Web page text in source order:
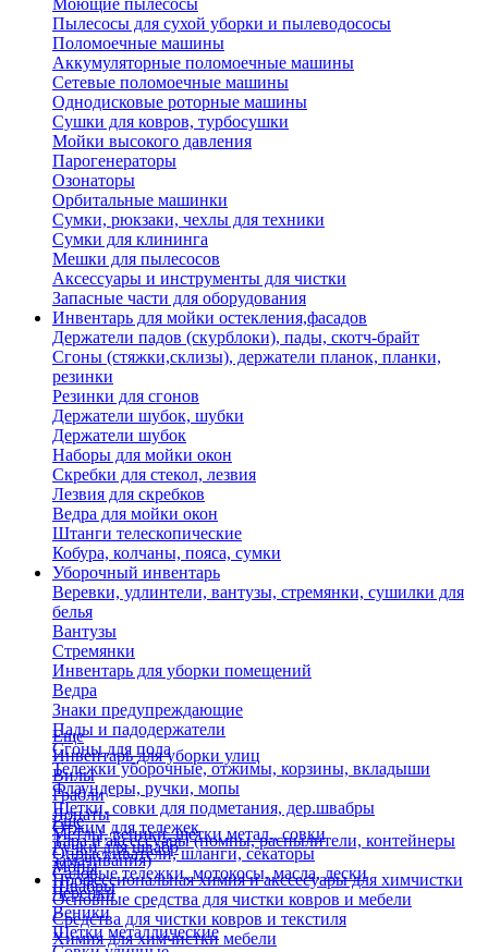
Моющие пылесосы
Пылесосы для сухой уборки и пылеводососы
Поломоечные машины
Аккумуляторные поломоечные машины
Сетевые поломоечные машины
Однодисковые роторные машины
Сушки для ковров, турбосушки
Мойки высокого давления
Парогенераторы
Озонаторы
Орбитальные машинки
Сумки, рюкзаки, чехлы для техники
Сумки для клининга
Мешки для пылесосов
Аксессуары и инструменты для чистки
Запасные части для оборудования
Инвентарь для мойки остекления,фасадов
Держатели падов (скурблоки), пады, скотч-брайт
Сгоны (стяжки,склизы), держатели планок, планки,
резинки
Резинки для сгонов
Держатели шубок, шубки
Держатели шубок
Наборы для мойки окон
Скребки для стекол, лезвия
Лезвия для скребков
Ведра для мойки окон
Штанги телескопические
Кобура, колчаны, пояса, сумки
Уборочный инвентарь
Веревки, удлинтели, вантузы, стремянки, сушилки для
белья
Вантузы
Стремянки
Инвентарь для уборки помещений
Ведра
Знаки предупреждающие
Пады и падодержатели
Сгоны для пола
Тележки уборочные, отжимы, корзины, вкладыши
Флаундеры, ручки, мопы
Щетки, совки для подметания, дер.швабры
Отжим для тележек
Ручки для швабр
Мопы
Швабры
Еще
Инвентарь для уборки улиц
Вилы
Грабли
Лопаты
Метлы, веники, щетки метал., совки
Опрыскиватели, шланги, секаторы
Садовые тележки, мотокосы, масла, лески
Черенки
Веники
Щетки металлические
Еще
Тара и аксессуары (помпы, распылители, контейнеры
замачивания)
Профессиональная химия и акссесуары для химчистки
Основные средства для чистки ковров и мебели
Средства для чистки ковров и текстиля
Химия для химчистки мебели